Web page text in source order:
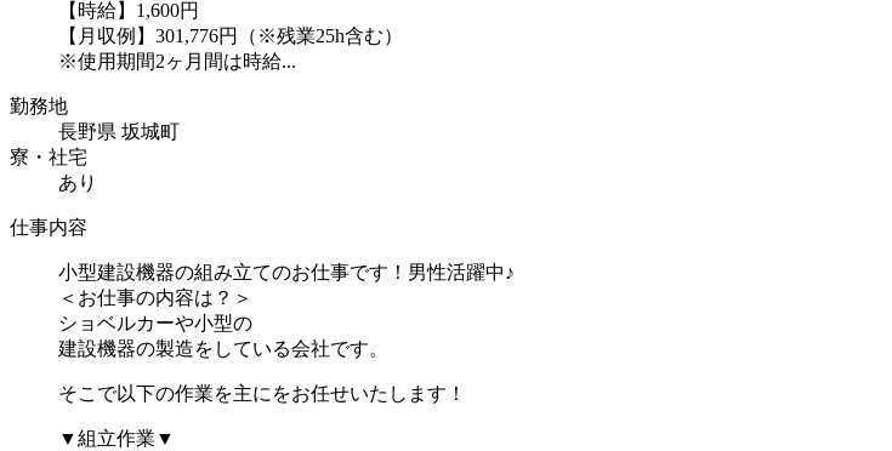
【時給】1,600円
【月収例】301,776円（※残業25h含む）
※使用期間2ヶ月間は時給...
勤務地
長野県 坂城町
寮・社宅
あり
仕事内容
小型建設機器の組み立てのお仕事です！男性活躍中♪
＜お仕事の内容は？＞
ショベルカーや小型の
建設機器の製造をしている会社です。
そこで以下の作業を主にをお任せいたします！
▼組立作業▼